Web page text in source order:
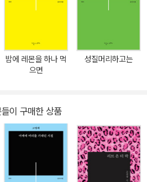
로 구성해 싣고 시인의 편지와 대표작 시 1편
그리는 ‘아마추어 화가’를 가리키는 관용적
의 화가’를 ‘일요일의 예술가’로 잘못 기억하
가’라는 말이 왜 그토록 시인의 마음을 끌었
살 길이 막막해지며 시작한 번역 일이 어느 순
부에 이어 시까지 포기하기에 이르렀기에.
휴일까지 모조리 잠식해버린 일. 그럼에도
. 시인은 이야기한다. 시를 쓸
밤에 레몬을 하나 먹
으면
성질머리하고는
이 구매한 상품